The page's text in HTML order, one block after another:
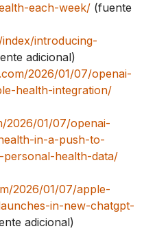
each-week/ (fuente
introducing-
adicional)
2026/01/07/openai-
health-integration/
2026/01/07/openai-
in-a-push-to-
health-data/
2026/01/07/apple-
in-new-chatgpt-
adicional)